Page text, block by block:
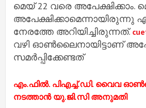
മെയ് 22 വരെ
അപേക്ഷിക്കാമെന്നായിരുന്നു
നേരത്തേ അറിയിച്ചിരുന്നത്.
വഴി ഓണ്‍ലൈനായിട്ടാണ്
സമര്‍പ്പിക്കേണ്ടത്
എം.ഫിൽ. പിഎച്ച്.ഡി. വൈവ
നടത്താൻ യു.ജി.സി അനുമതി